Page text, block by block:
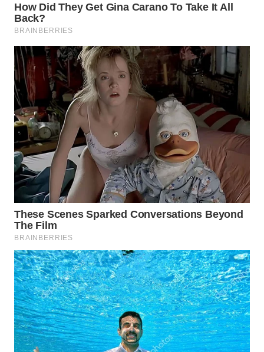
SITUNGIR
NEWS
SIDIKALANG
NEWS
SIBARAGAS
NEWS
METRO
SIANTAR
NEWS
METRO
MEDAN
NEWS
METRO
JAKARTA
NEWS
KRT
NEWS